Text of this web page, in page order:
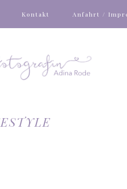
Kontakt Anfahrt /